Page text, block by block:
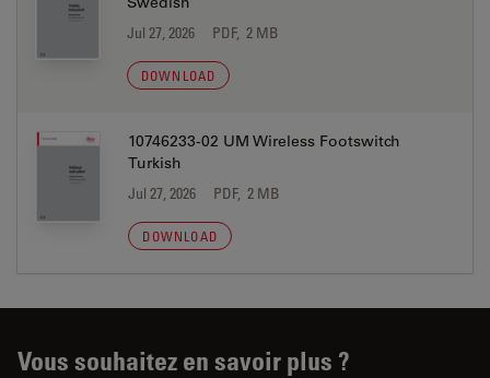
Jul 27, 2026 PDF, 2 MB
DOWNLOAD
10746233-02 UM Wireless Footswitch
Turkish
Jul 27, 2026 PDF, 2 MB
DOWNLOAD
Vous souhaitez en savoir plus ?